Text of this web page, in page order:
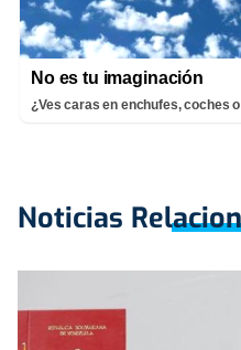
No es tu imaginación
¿Ves caras en enchufes, coches
Noticias